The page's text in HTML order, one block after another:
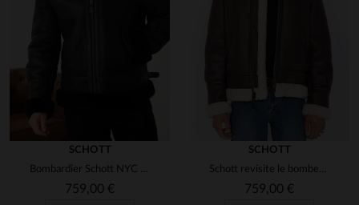
SCHOTT
Bombardier Schott NYC en cuir de mouton double face : le LC1259 BLACK.
759,00 €
SCHOTT
Schott revisite le bomber B-3 en cuir de mouton lourd et chaud.
759,00 €